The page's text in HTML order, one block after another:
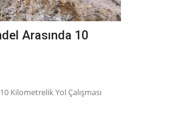
Arasında 10
Kilometrelik Yol Çalışması